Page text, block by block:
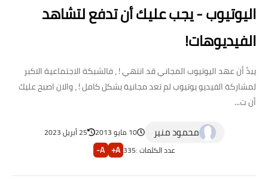
اليوتيوب - يجب عليك أن تدفع لتشاهد
الفيديوهات!
يبدُ أن عهد اليوتيوب المجاني قد انتهي ! ، فالشبكة الاجتماعية الاكبر
لمشاركة الفيديو يوتيوب لم تعد مجانية بشكل كامل ! ، والان اصبح عليك
أن ت...
محمود منير 10 مايو 2013
25 أبريل 2023
عدد الكلمات :335
A+
A-